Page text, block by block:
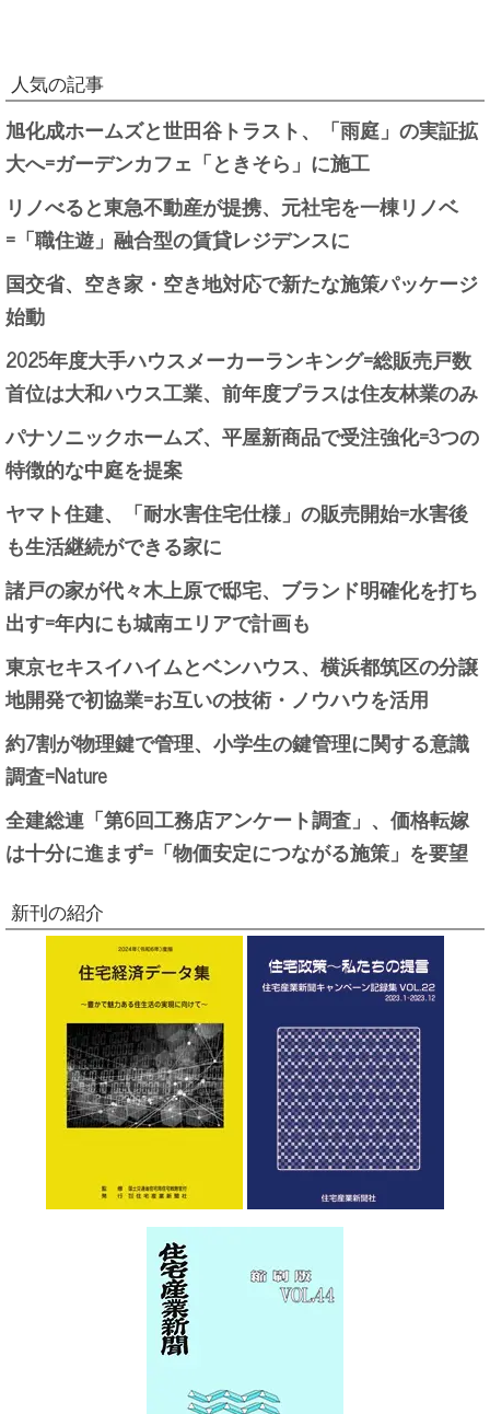
人気の記事
旭化成ホームズと世田谷トラスト、「雨庭」の実証拡
大へ=ガーデンカフェ「ときそら」に施工
リノべると東急不動産が提携、元社宅を一棟リノベ
=「職住遊」融合型の賃貸レジデンスに
国交省、空き家・空き地対応で新たな施策パッケージ
始動
2025年度大手ハウスメーカーランキング=総販売戸数
首位は大和ハウス工業、前年度プラスは住友林業のみ
パナソニックホームズ、平屋新商品で受注強化=3つの
特徴的な中庭を提案
ヤマト住建、「耐水害住宅仕様」の販売開始=水害後
も生活継続ができる家に
諸戸の家が代々木上原で邸宅、ブランド明確化を打ち
出す=年内にも城南エリアで計画も
東京セキスイハイムとベンハウス、横浜都筑区の分譲
地開発で初協業=お互いの技術・ノウハウを活用
約7割が物理鍵で管理、小学生の鍵管理に関する意識
調査=Nature
全建総連「第6回工務店アンケート調査」、価格転嫁
は十分に進まず=「物価安定につながる施策」を要望
新刊の紹介